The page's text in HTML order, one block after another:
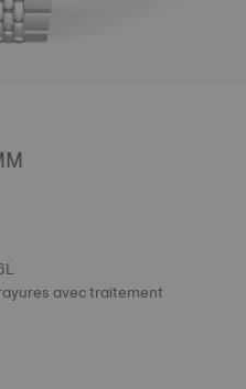
avec traitement